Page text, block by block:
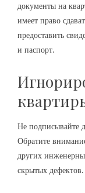
документы на
имеет право
предоставить
и паспорт.
Не подписывайте
Обратите
других
скрытых дефектов.